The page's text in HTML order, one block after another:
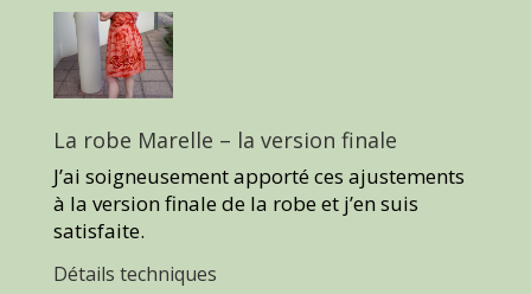
La robe Marelle – la version finale
J’ai soigneusement apporté ces ajustements
à la version finale de la robe et j’en suis
satisfaite.
Détails techniques